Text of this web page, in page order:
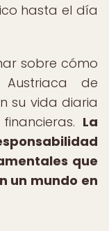
hasta el día
sobre cómo
de
su vida diaria
La
que
un mundo en